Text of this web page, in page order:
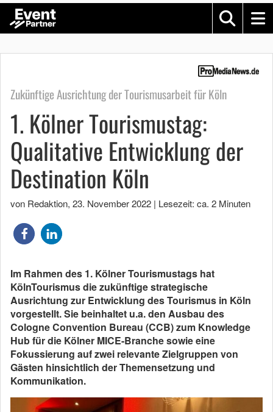
Zukünftige Ausrichtung der Tourismusarbeit für Köln
1. Kölner Tourismustag:
Qualitative Entwicklung der
Destination Köln
von Redaktion, 23. November 2022 | Lesezeit: ca. 2 Minuten
Im Rahmen des 1. Kölner Tourismustags hat
KölnTourismus die zukünftige strategische
Ausrichtung zur Entwicklung des Tourismus in Köln
vorgestellt. Sie beinhaltet u.a. den Ausbau des
Cologne Convention Bureau (CCB) zum Knowledge
Hub für die Kölner MICE-Branche sowie eine
Fokussierung auf zwei relevante Zielgruppen von
Gästen hinsichtlich der Themensetzung und
Kommunikation.